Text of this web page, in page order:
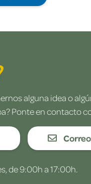
alguna idea o
Ponte en contacto
de 9:00h a 17:00h.